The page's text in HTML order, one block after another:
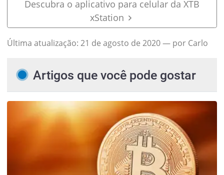
Descubra o aplicativo para celular da XTB
xStation
Última atualização: 21 de agosto de 2020— por Carlo
Artigos que você pode gostar